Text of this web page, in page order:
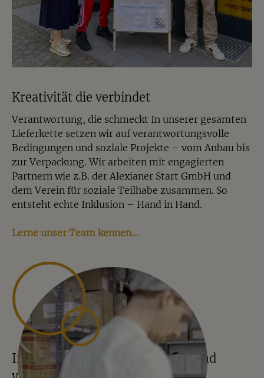
Kreativität die verbindet
Verantwortung, die schmeckt In unserer gesamten
Lieferkette setzen wir auf verantwortungsvolle
Bedingungen und soziale Projekte – vom Anbau bis
zur Verpackung. Wir arbeiten mit engagierten
Partnern wie z.B. der Alexianer Start GmbH und
dem Verein für soziale Teilhabe zusammen. So
entsteht echte Inklusion – Hand in Hand.
Lerne unser Team kennen…
In Münster gewogen, gemischt und